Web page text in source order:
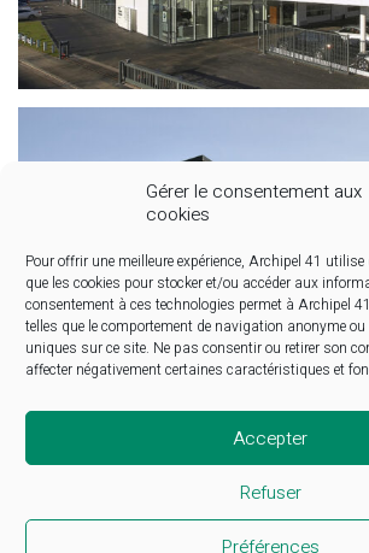
Gérer le consentement aux
cookies
Pour offrir une meilleure expérience, Archipel 41
que les cookies pour stocker et/ou accéder aux
consentement à ces technologies permet à Archipel
telles que le comportement de navigation anonyme
uniques sur ce site. Ne pas consentir ou retirer son
affecter négativement certaines caractéristiques et
Accepter
Refuser
Préférences
Facebook Instagram